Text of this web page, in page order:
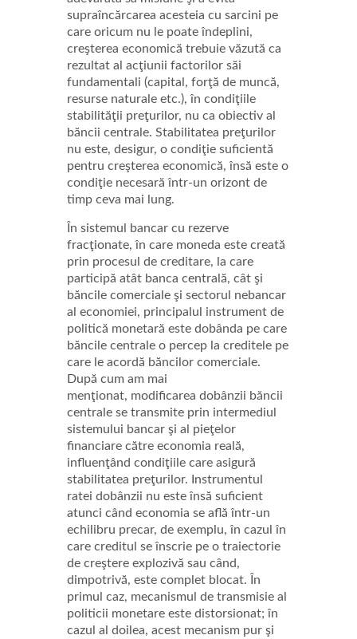
supraîncărcarea acesteia cu sarcini pe
care oricum nu le poate îndeplini,
creşterea economică trebuie văzută ca
rezultat al acţiunii factorilor săi
fundamentali (capital, forţă de muncă,
resurse naturale etc.), în condiţiile
stabilităţii preţurilor, nu ca obiectiv al
băncii centrale. Stabilitatea preţurilor
nu este, desigur, o condiţie suficientă
pentru creşterea economică, însă este o
condiţie necesară într-un orizont de
timp ceva mai lung.
În sistemul bancar cu rezerve
fracţionate, în care moneda este creată
prin procesul de creditare, la care
participă atât banca centrală, cât şi
băncile comerciale şi sectorul nebancar
al economiei, principalul instrument de
politică monetară este dobânda pe care
băncile centrale o percep la creditele pe
care le acordă băncilor comerciale.
După cum am mai
menţionat, modificarea dobânzii băncii
centrale se transmite prin intermediul
sistemului bancar şi al pieţelor
financiare către economia reală,
influenţând condiţiile care asigură
stabilitatea preţurilor. Instrumentul
ratei dobânzii nu este însă suficient
atunci când economia se află într-un
echilibru precar, de exemplu, în cazul în
care creditul se înscrie pe o traiectorie
de creştere explozivă sau când,
dimpotrivă, este complet blocat. În
primul caz, mecanismul de transmisie al
politicii monetare este distorsionat; în
cazul al doilea, acest mecanism pur şi